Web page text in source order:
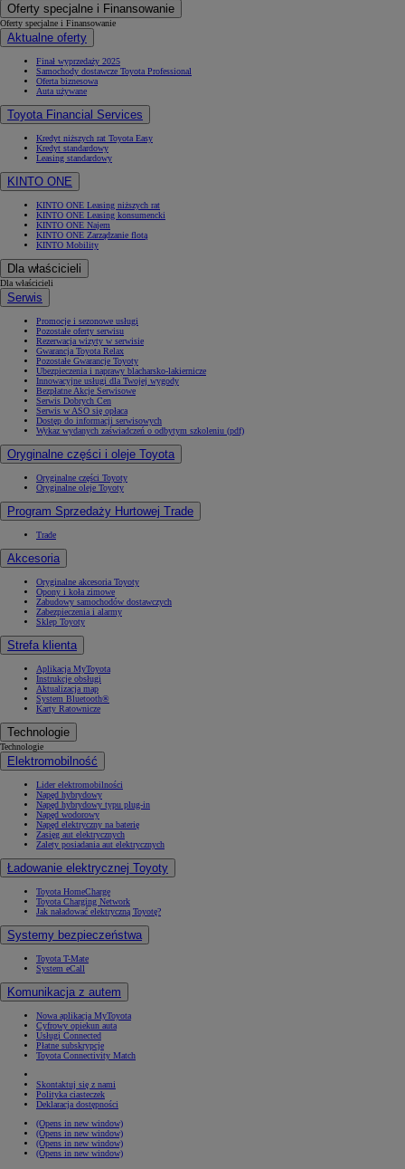
Oferty specjalne i Finansowanie
Oferty specjalne i Finansowanie
Aktualne oferty
Finał wyprzedaży 2025
Samochody dostawcze Toyota Professional
Oferta biznesowa
Auta używane
Toyota Financial Services
Kredyt niższych rat Toyota Easy
Kredyt standardowy
Leasing standardowy
KINTO ONE
KINTO ONE Leasing niższych rat
KINTO ONE Leasing konsumencki
KINTO ONE Najem
KINTO ONE Zarządzanie flotą
KINTO Mobility
Dla właścicieli
Dla właścicieli
Serwis
Promocje i sezonowe usługi
Pozostałe oferty serwisu
Rezerwacja wizyty w serwisie
Gwarancja Toyota Relax
Pozostałe Gwarancje Toyoty
Ubezpieczenia i naprawy blacharsko-lakiernicze
Innowacyjne usługi dla Twojej wygody
Bezpłatne Akcje Serwisowe
Serwis Dobrych Cen
Serwis w ASO się opłaca
Dostęp do informacji serwisowych
Wykaz wydanych zaświadczeń o odbytym szkoleniu (pdf)
Oryginalne części i oleje Toyota
Oryginalne części Toyoty
Oryginalne oleje Toyoty
Program Sprzedaży Hurtowej Trade
Trade
Akcesoria
Oryginalne akcesoria Toyoty
Opony i koła zimowe
Zabudowy samochodów dostawczych
Zabezpieczenia i alarmy
Sklep Toyoty
Strefa klienta
Aplikacja MyToyota
Instrukcje obsługi
Aktualizacja map
System Bluetooth®
Karty Ratownicze
Technologie
Technologie
Elektromobilność
Lider elektromobilności
Napęd hybrydowy
Napęd hybrydowy typu plug-in
Napęd wodorowy
Napęd elektryczny na baterię
Zasięg aut elektrycznych
Zalety posiadania aut elektrycznych
Ładowanie elektrycznej Toyoty
Toyota HomeCharge
Toyota Charging Network
Jak naładować elektryczną Toyotę?
Systemy bezpieczeństwa
Toyota T-Mate
System eCall
Komunikacja z autem
Nowa aplikacja MyToyota
Cyfrowy opiekun auta
Usługi Connected
Płatne subskrypcje
Toyota Connectivity Match
Skontaktuj się z nami
Polityka ciasteczek
Deklaracja dostępności
(Opens in new window)
(Opens in new window)
(Opens in new window)
(Opens in new window)